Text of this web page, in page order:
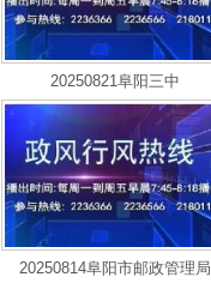
20250821阜阳三中
20250814阜阳市邮政管理局